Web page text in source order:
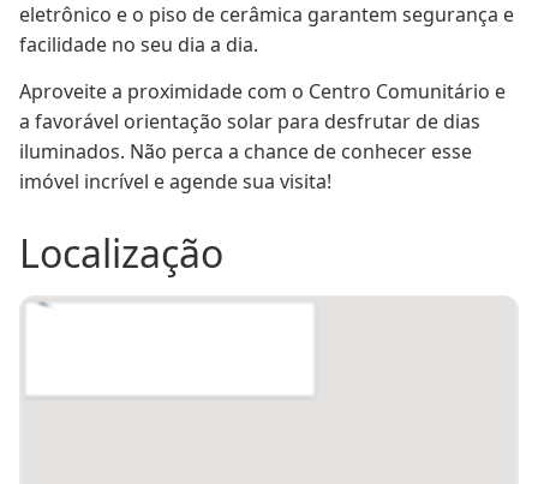
eletrônico e o piso de cerâmica garantem segurança e
facilidade no seu dia a dia.
Aproveite a proximidade com o Centro Comunitário e
a favorável orientação solar para desfrutar de dias
iluminados. Não perca a chance de conhecer esse
imóvel incrível e agende sua visita!
Localização